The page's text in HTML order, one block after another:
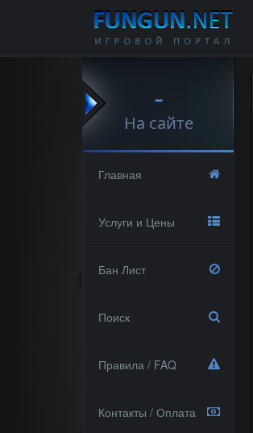
-
На сайте
Главная
Услуги и Цены
Бан Лист
Поиск
Правила / FAQ
Контакты / Оплата